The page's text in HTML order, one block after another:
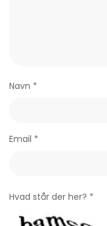
Navn *
Email *
Hvad står der her? *